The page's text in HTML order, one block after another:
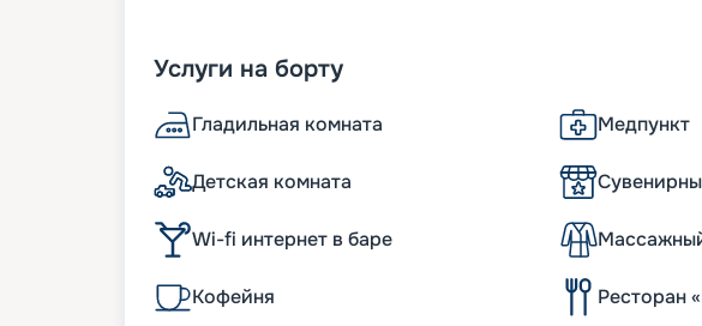
Услуги на борту
Гладильная комната Медпункт
Детская комната
Wi-fi интернет в баре
Кофейня Ресторан